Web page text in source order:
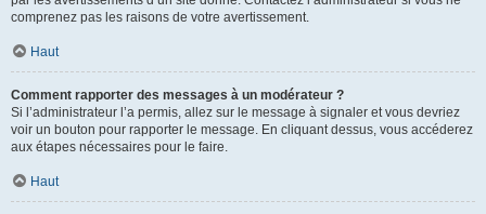
comprenez pas les raisons de votre avertissement.
Haut
Comment rapporter des messages à un modérateur ?
Si l’administrateur l’a permis, allez sur le message à signaler et vous devriez
voir un bouton pour rapporter le message. En cliquant dessus, vous accéderez
aux étapes nécessaires pour le faire.
Haut